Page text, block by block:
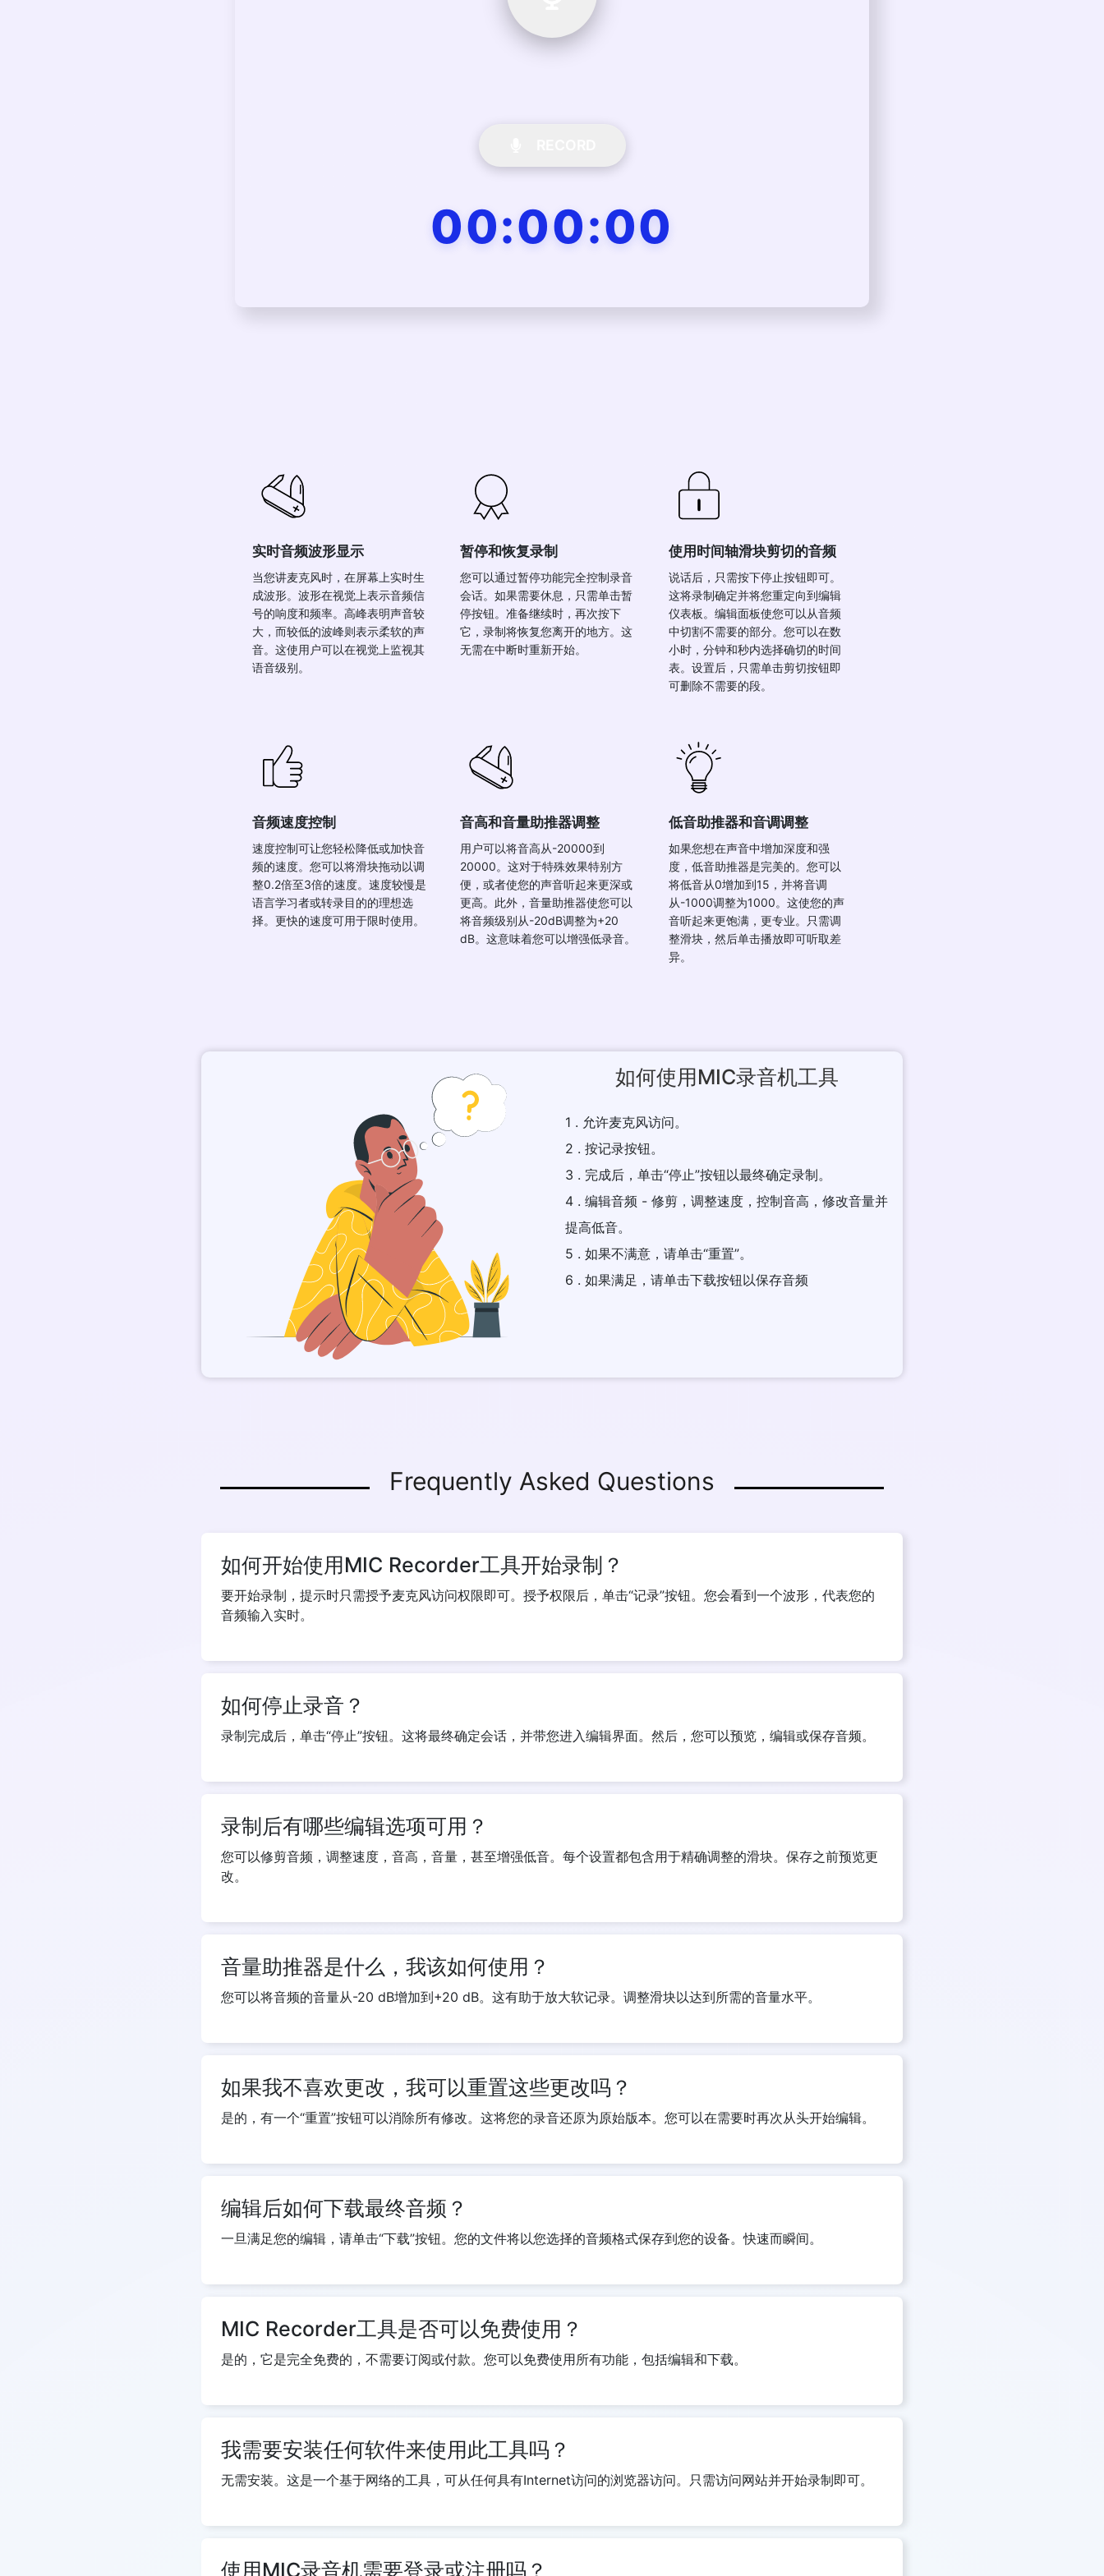
00:00:00
实时音频波形显示
当您讲麦克风时，在屏幕上实时生
成波形。波形在视觉上表示音频信
号的响度和频率。高峰表明声音较
大，而较低的波峰则表示柔软的声
音。这使用户可以在视觉上监视其
语音级别。
暂停和恢复录制
您可以通过暂停功能完全控制录音
会话。如果需要休息，只需单击暂
停按钮。准备继续时，再次按下
它，录制将恢复您离开的地方。这
无需在中断时重新开始。
使用时间轴滑块剪切的音频
说话后，只需按下停止按钮即可。
这将录制确定并将您重定向到编辑
仪表板。编辑面板使您可以从音频
中切割不需要的部分。您可以在数
小时，分钟和秒内选择确切的时间
表。设置后，只需单击剪切按钮即
可删除不需要的段。
音频速度控制
速度控制可让您轻松降低或加快音
频的速度。您可以将滑块拖动以调
整0.2倍至3倍的速度。速度较慢是
语言学习者或转录目的的理想选
择。更快的速度可用于限时使用。
音高和音量助推器调整
用户可以将音高从-20000到
20000。这对于特殊效果特别方
便，或者使您的声音听起来更深或
更高。此外，音量助推器使您可以
将音频级别从-20dB调整为+20
dB。这意味着您可以增强低录音。
低音助推器和音调调整
如果您想在声音中增加深度和强
度，低音助推器是完美的。您可以
将低音从0增加到15，并将音调
从-1000调整为1000。这使您的声
音听起来更饱满，更专业。只需调
整滑块，然后单击播放即可听取差
异。
如何使用MIC录音机工具
1 . 允许麦克风访问。
2 . 按记录按钮。
3 . 完成后，单击“停止”按钮以最终确定录制。
4 . 编辑音频 - 修剪，调整速度，控制音高，修改音量并
提高低音。
5 . 如果不满意，请单击“重置”。
6 . 如果满足，请单击下载按钮以保存音频
Frequently Asked Questions
如何开始使用MIC Recorder工具开始录制？
要开始录制，提示时只需授予麦克风访问权限即可。授予权限后，单击“记录”按钮。您会看到一个波形，代表您的
音频输入实时。
如何停止录音？
录制完成后，单击“停止”按钮。这将最终确定会话，并带您进入编辑界面。然后，您可以预览，编辑或保存音频。
录制后有哪些编辑选项可用？
您可以修剪音频，调整速度，音高，音量，甚至增强低音。每个设置都包含用于精确调整的滑块。保存之前预览更
改。
音量助推器是什么，我该如何使用？
您可以将音频的音量从-20 dB增加到+20 dB。这有助于放大软记录。调整滑块以达到所需的音量水平。
如果我不喜欢更改，我可以重置这些更改吗？
是的，有一个“重置”按钮可以消除所有修改。这将您的录音还原为原始版本。您可以在需要时再次从头开始编辑。
编辑后如何下载最终音频？
一旦满足您的编辑，请单击“下载”按钮。您的文件将以您选择的音频格式保存到您的设备。快速而瞬间。
MIC Recorder工具是否可以免费使用？
是的，它是完全免费的，不需要订阅或付款。您可以免费使用所有功能，包括编辑和下载。
我需要安装任何软件来使用此工具吗？
无需安装。这是一个基于网络的工具，可从任何具有Internet访问的浏览器访问。只需访问网站并开始录制即可。
使用MIC录音机需要登录或注册吗？